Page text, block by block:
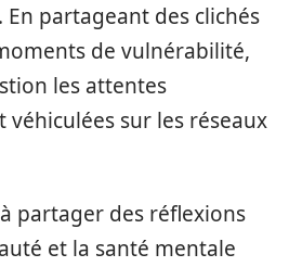
partageant des clichés
de vulnérabilité,
les attentes
véhiculées sur les réseaux
partager des réflexions
et la santé mentale